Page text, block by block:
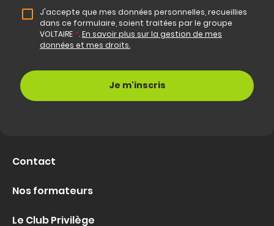
J'accepte que mes données personnelles, recueillies
dans ce formulaire, soient traitées par le groupe
VOLTAIRE *.En savoir plus sur la gestion de mes
données et mes droits.
Contact
Nos formateurs
Le Club Privilège